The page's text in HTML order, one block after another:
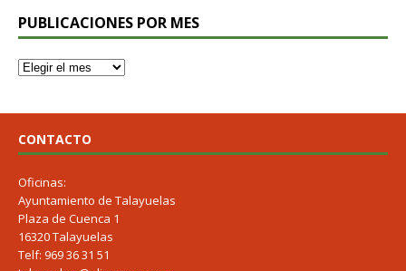
PUBLICACIONES POR MES
CONTACTO
Oficinas:
Ayuntamiento de Talayuelas
Plaza de Cuenca 1
16320 Talayuelas
Telf: 969 36 31 51